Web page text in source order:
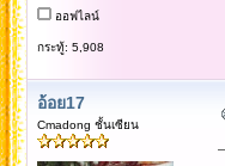
ออฟไลน์
กระทู้: 5,908
อ้อย17
Cmadong ชั้นเซียน